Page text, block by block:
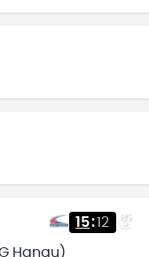
15:12
Hanau)